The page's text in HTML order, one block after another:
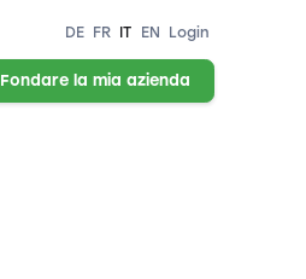
DE FR IT EN Login
Fondare la mia azienda